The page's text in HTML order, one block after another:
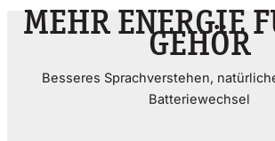
MEHR ENERGIE
GEHÖR
Besseres Sprachverstehen,
Batteriewechsel